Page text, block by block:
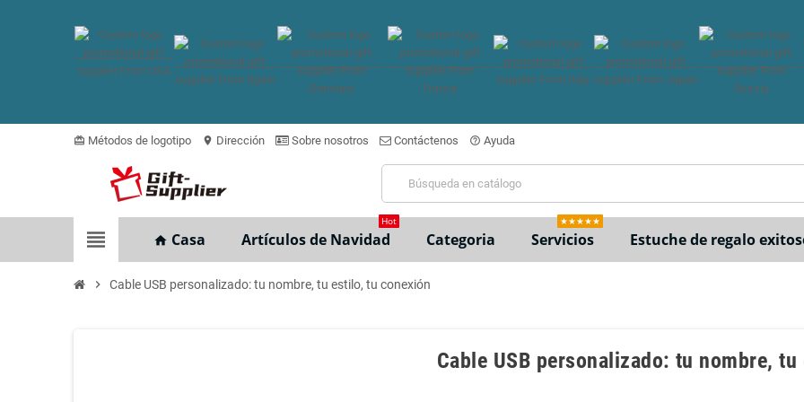
card_giftcard Métodos de logotipo location_on Dirección Sobre nosotros Contáctenos help_outline Ayuda
view_headline home Casa Artículos de Navidad
Hot
Categoria Servicios
★★★★★
Estuche de regalo
chevron_right Cable USB personalizado: tu nombre, tu estilo, tu conexión
Cable USB personalizado: tu nombre,